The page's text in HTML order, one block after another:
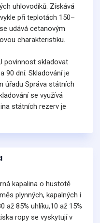
uhlovodíků. Získává
při teplotách 150–
udává cetanovým
charakteristiku.
povinnost skladovat
90 dní. Skladování je
úřadu Správa státních
se využívá
státních rezerv je
kapalina o hustotě
plynných, kapalných i
až 85% uhlíku,10 až 15%
ropy se vyskytují v